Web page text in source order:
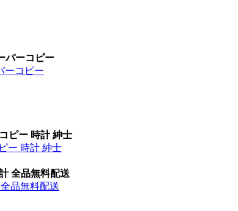
パーコピー
ーコピー
ピー 時計 紳士
ー 時計 紳士
全品無料配送
品無料配送